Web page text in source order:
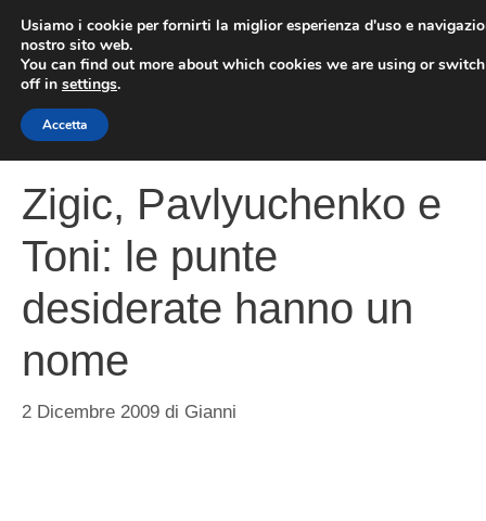
contenuto
Zigic, Pavlyuchenko e
Toni: le punte
desiderate hanno un
nome
2 Dicembre 2009 di Gianni
Usiamo i cookie per fornirti la miglior esperienza d'uso e
nostro sito web.
You can find out more about which cookies we are using or
off in settings.
Accetta